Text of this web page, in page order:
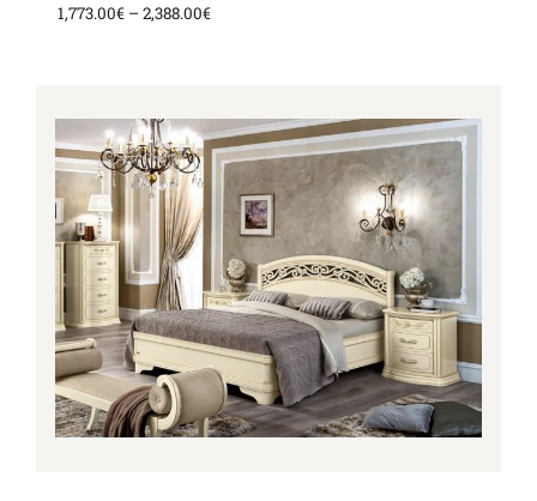
1,773.00€ –2,388.00€
1,990.00€
through
2,128.00€